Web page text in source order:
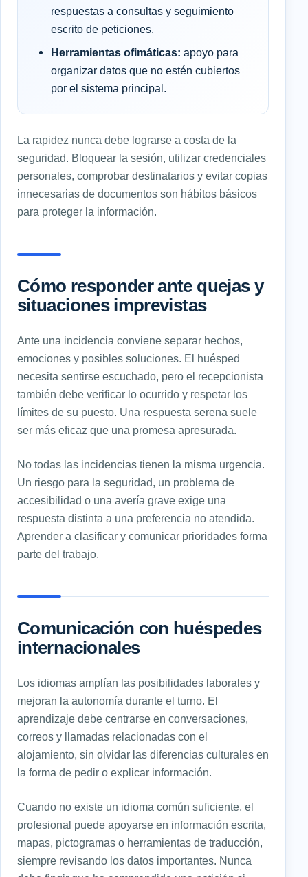
respuestas a consultas y seguimiento
escrito de peticiones.
Herramientas ofimáticas: apoyo para
organizar datos que no estén cubiertos
por el sistema principal.
La rapidez nunca debe lograrse a costa de la
seguridad. Bloquear la sesión, utilizar credenciales
personales, comprobar destinatarios y evitar copias
innecesarias de documentos son hábitos básicos
para proteger la información.
Cómo responder ante quejas y
situaciones imprevistas
Ante una incidencia conviene separar hechos,
emociones y posibles soluciones. El huésped
necesita sentirse escuchado, pero el recepcionista
también debe verificar lo ocurrido y respetar los
límites de su puesto. Una respuesta serena suele
ser más eficaz que una promesa apresurada.
No todas las incidencias tienen la misma urgencia.
Un riesgo para la seguridad, un problema de
accesibilidad o una avería grave exige una
respuesta distinta a una preferencia no atendida.
Aprender a clasificar y comunicar prioridades forma
parte del trabajo.
Comunicación con huéspedes
internacionales
Los idiomas amplían las posibilidades laborales y
mejoran la autonomía durante el turno. El
aprendizaje debe centrarse en conversaciones,
correos y llamadas relacionadas con el
alojamiento, sin olvidar las diferencias culturales en
la forma de pedir o explicar información.
Cuando no existe un idioma común suficiente, el
profesional puede apoyarse en información escrita,
mapas, pictogramas o herramientas de traducción,
siempre revisando los datos importantes. Nunca